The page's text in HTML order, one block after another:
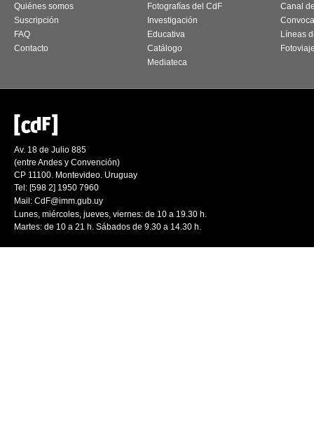
Quiénes somos
Suscripción
FAQ
Contacto
Fotografías del CdF
Investigación
Educativa
Catálogo
Mediateca
Canal
Líneas
Av. 18 de Julio 885
(entre Andes y Convención)
CP 11100. Montevideo. Uruguay
Tel: [598 2] 1950 7960
Mail: CdF@imm.gub.uy
Lunes, miércoles, jueves, viernes: de 10 a 19.30 h.
Martes: de 10 a 21 h. Sábados de 9.30 a 14.30 h.